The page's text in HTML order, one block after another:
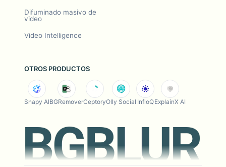
Difuminado masivo de
video
Video Intelligence
OTROS PRODUCTOS
Snapy AIBGRemoverCeptoryOlly Social InfloQExplainX AI